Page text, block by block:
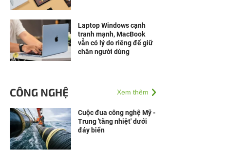
Laptop Windows cạnh
tranh mạnh, MacBook
vẫn có lý do riêng để giữ
chân người dùng
CÔNG NGHỆ Xem thêm
Cuộc đua công nghệ Mỹ -
Trung 'tăng nhiệt' dưới
đáy biển